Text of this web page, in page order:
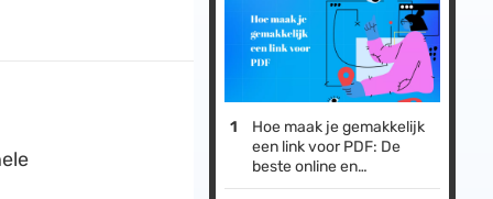
Hoe maak je gemakkelijk
een link voor PDF: De
beste online en
desktopmethoden!